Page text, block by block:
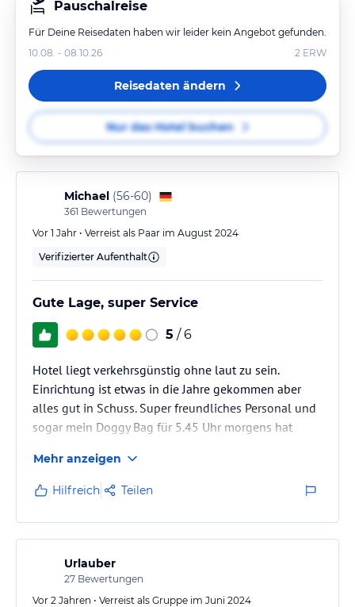
Pauschalreise
Für Deine Reisedaten haben wir leider kein Angebot gefunden.
10.08. - 08.10.26
2 ERW
Reisedaten ändern
Nur das Hotel buchen
Michael (56-60)
361 Bewertungen
Vor 1 Jahr • Verreist als Paar im August 2024
Verifizierter Aufenthalt
Gute Lage, super Service
5 / 6
Hotel liegt verkehrsgünstig ohne laut zu sein.
Einrichtung ist etwas in die Jahre gekommen aber
alles gut in Schuss. Super freundliches Personal und
sogar mein Doggy Bag für 5.45 Uhr morgens hat
und die netten Rezeptionskollegen
Mehr anzeigen
Hilfreich Teilen
Urlauber
27 Bewertungen
Vor 2 Jahren • Verreist als Gruppe im Juni 2024